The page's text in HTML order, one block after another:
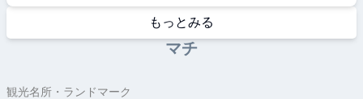
もっとみる
マチ
観光名所・ランドマーク